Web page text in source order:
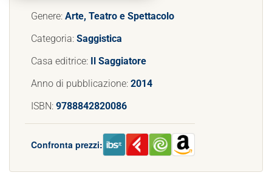
Genere: Arte, Teatro e Spettacolo
Categoria: Saggistica
Casa editrice: Il Saggiatore
Anno di pubblicazione: 2014
ISBN: 9788842820086
Confronta prezzi: